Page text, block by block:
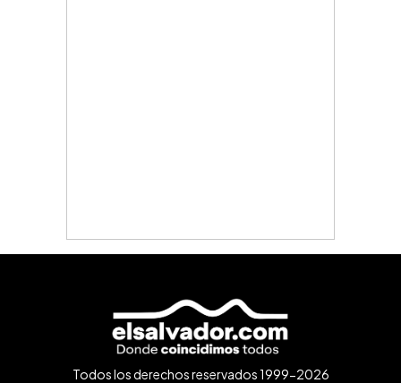
Todos los derechos reservados 1999-2026